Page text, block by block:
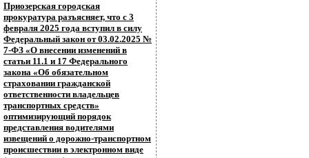
Приозерская городская
прокуратура разъясняет, что с 3
февраля 2025 года вступил в силу
Федеральный закон от 03.02.2025 №
7-ФЗ «О внесении изменений в
статьи 11.1 и 17 Федерального
закона «Об обязательном
страховании гражданской
ответственности владельцев
транспортных средств»
оптимизирующий порядок
представления водителями
извещений о дорожно-транспортном
происшествии в электронном виде